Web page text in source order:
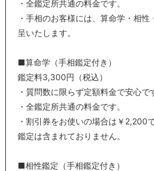
・全鑑定所共通の料金です。
・手相のお客様には、算命学・相
呈いたします。
■算命学（手相鑑定付き）
鑑定料3,300円（税込）
・質問数に限らず定額料金で安心で
・全鑑定所共通の料金です。
・割引券をお使いの場合は￥2,200
鑑定は含まれておりません。
■相性鑑定（手相鑑定付き）